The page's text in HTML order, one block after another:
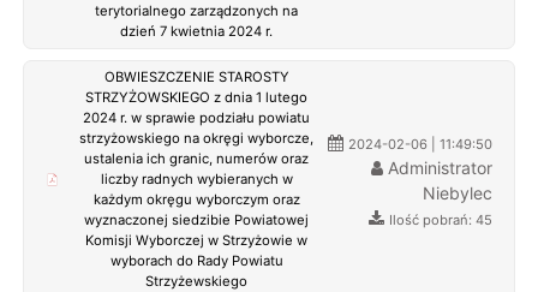
terytorialnego zarządzonych na
dzień 7 kwietnia 2024 r.
OBWIESZCZENIE STAROSTY
STRZYŻOWSKIEGO z dnia 1 lutego
2024 r. w sprawie podziału powiatu
strzyżowskiego na okręgi wyborcze,
ustalenia ich granic, numerów oraz
liczby radnych wybieranych w
każdym okręgu wyborczym oraz
wyznaczonej siedzibie Powiatowej
Komisji Wyborczej w Strzyżowie w
wyborach do Rady Powiatu
Strzyżewskiego
2024-02-06 | 11:49:50
Administrator
Niebylec
Ilość pobrań: 45